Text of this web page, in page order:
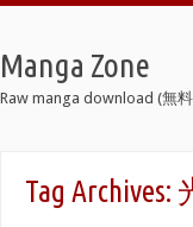
Manga Zone
Raw manga download (無
Tag Archives: